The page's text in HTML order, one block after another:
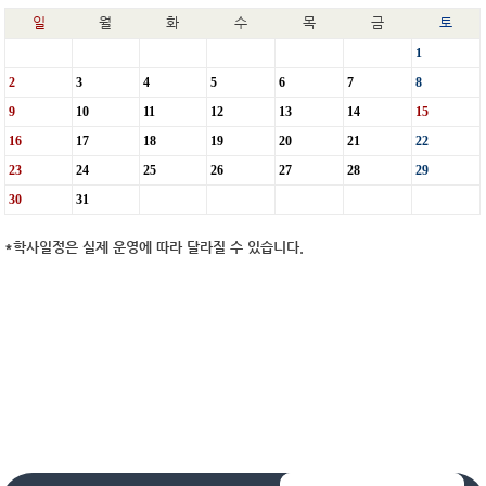
일 월 화 수 목 금 토
1
2
3 4 5 6 7
8
9
10 11 12 13 14
15
16
17 18 19 20 21
22
23
24 25 26 27 28
29
30
31
*학사일정은 실제 운영에 따라 달라질 수 있습니다.